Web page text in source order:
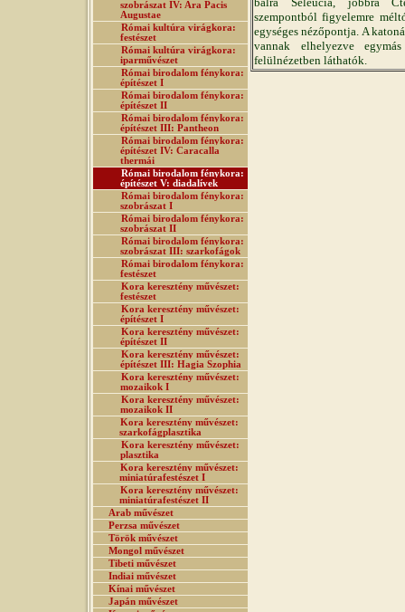
szobrászat IV: Ara Pacis
Augustae
Római kultúra virágkora:
festészet
Római kultúra virágkora:
iparművészet
Római birodalom fénykora:
építészet I
Római birodalom fénykora:
építészet II
Római birodalom fénykora:
építészet III: Pantheon
Római birodalom fénykora:
építészet IV: Caracalla
thermái
Római birodalom fénykora:
építészet V: diadalívek
Római birodalom fénykora:
szobrászat I
Római birodalom fénykora:
szobrászat II
Római birodalom fénykora:
szobrászat III: szarkofágok
Római birodalom fénykora:
festészet
Kora keresztény művészet:
festészet
Kora keresztény művészet:
építészet I
Kora keresztény művészet:
építészet II
Kora keresztény művészet:
építészet III: Hagia Szophia
Kora keresztény művészet:
mozaikok I
Kora keresztény művészet:
mozaikok II
Kora keresztény művészet:
szarkofágplasztika
Kora keresztény művészet:
plasztika
Kora keresztény művészet:
miniatúrafestészet I
Kora keresztény művészet:
miniatúrafestészet II
Arab művészet
Perzsa művészet
Török művészet
Mongol művészet
Tibeti művészet
Indiai művészet
Kínai művészet
Japán művészet
szempontból figyelemre
egységes nézőpontja. A
vannak elhelyezve
felülnézetben láthatók.